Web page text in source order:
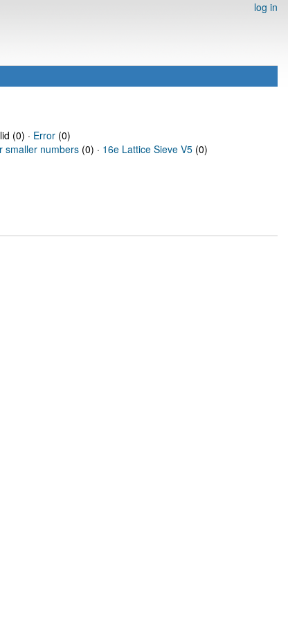
log in
(0) · Error(0)
smaller numbers (0) · 16e Lattice Sieve V5 (0)